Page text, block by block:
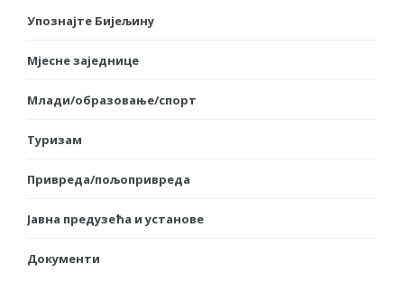
Упознајте Бијељину
Мјесне заједнице
Млади/образовање/спорт
Туризам
Привреда/пољопривреда
Јавна предузећа и установе
Документи